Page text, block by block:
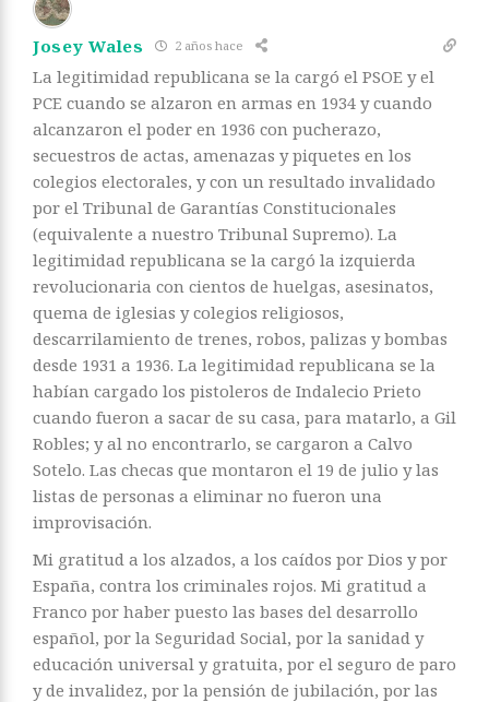
Josey Wales 2 años hace
La legitimidad republicana se la cargó el PSOE y el
PCE cuando se alzaron en armas en 1934 y cuando
alcanzaron el poder en 1936 con pucherazo,
secuestros de actas, amenazas y piquetes en los
colegios electorales, y con un resultado invalidado
por el Tribunal de Garantías Constitucionales
(equivalente a nuestro Tribunal Supremo). La
legitimidad republicana se la cargó la izquierda
revolucionaria con cientos de huelgas, asesinatos,
quema de iglesias y colegios religiosos,
descarrilamiento de trenes, robos, palizas y bombas
desde 1931 a 1936. La legitimidad republicana se la
habían cargado los pistoleros de Indalecio Prieto
cuando fueron a sacar de su casa, para matarlo, a Gil
Robles; y al no encontrarlo, se cargaron a Calvo
Sotelo. Las checas que montaron el 19 de julio y las
listas de personas a eliminar no fueron una
improvisación.
Mi gratitud a los alzados, a los caídos por Dios y por
España, contra los criminales rojos. Mi gratitud a
Franco por haber puesto las bases del desarrollo
español, por la Seguridad Social, por la sanidad y
educación universal y gratuita, por el seguro de paro
y de invalidez, por la pensión de jubilación, por las